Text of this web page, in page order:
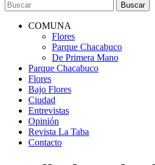
COMUNA
Flores
Parque Chacabuco
De Primera Mano
Parque Chacabuco
Flores
Bajo Flores
Ciudad
Entrevistas
Opinión
Revista La Taba
Contacto